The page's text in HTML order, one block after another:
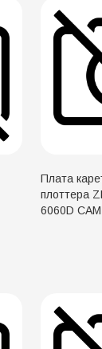
Плата
плоттера
6060D CAM